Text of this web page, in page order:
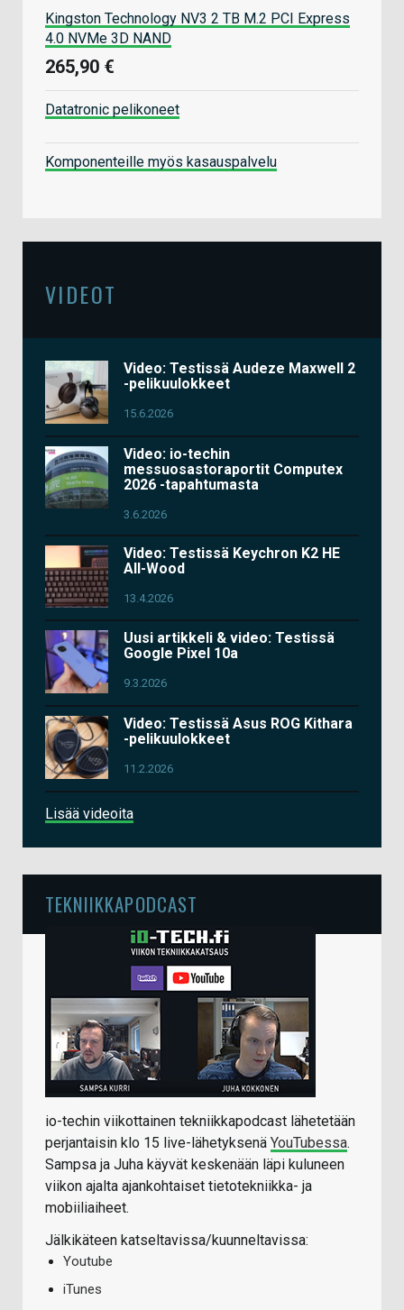
Kingston Technology NV3 2 TB M.2 PCI Express
4.0 NVMe 3D NAND
265,90 €
Datatronic pelikoneet
Komponenteille myös kasauspalvelu
VIDEOT
Video: Testissä Audeze Maxwell 2
-pelikuulokkeet
15.6.2026
Video: io-techin
messuosastoraportit Computex
2026 -tapahtumasta
3.6.2026
Video: Testissä Keychron K2 HE
All-Wood
13.4.2026
Uusi artikkeli & video: Testissä
Google Pixel 10a
9.3.2026
Video: Testissä Asus ROG Kithara
-pelikuulokkeet
11.2.2026
Lisää videoita
TEKNIIKKAPODCAST
io-techin viikottainen tekniikkapodcast lähetetään
perjantaisin klo 15 live-lähetyksenä YouTubessa.
Sampsa ja Juha käyvät keskenään läpi kuluneen
viikon ajalta ajankohtaiset tietotekniikka- ja
mobiiliaiheet.
Jälkikäteen katseltavissa/kuunneltavissa:
Youtube
iTunes